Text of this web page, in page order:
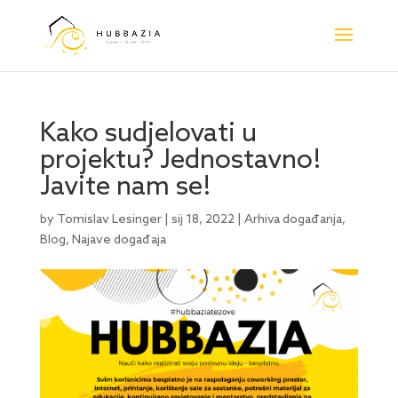
Kako sudjelovati u
projektu? Jednostavno!
Javite nam se!
by Tomislav Lesinger| sij 18, 2022| Arhiva događanja,
Blog, Najave događaja